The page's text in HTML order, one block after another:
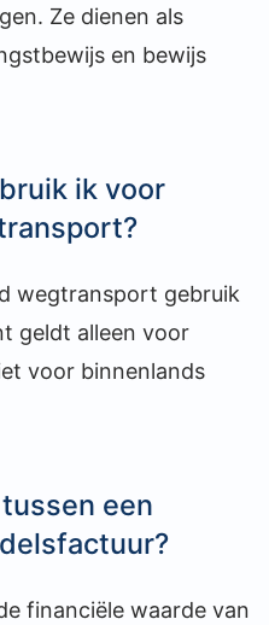
Ze dienen als
en bewijs
ik voor
wegtransport gebruik
geldt alleen voor
voor binnenlands
een
financiële waarde van